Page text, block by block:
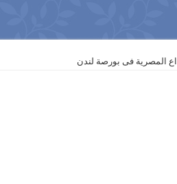
المصرية فى بورصة لندن